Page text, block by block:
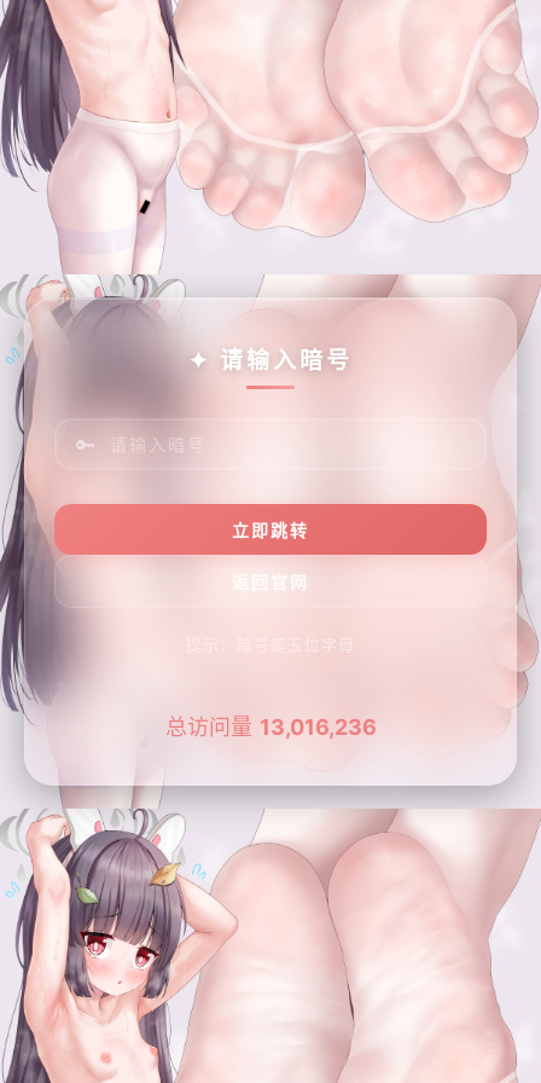
✦ 请输入暗号
🔑
总访问量 13,016,236